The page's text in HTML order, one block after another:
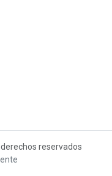
reservados